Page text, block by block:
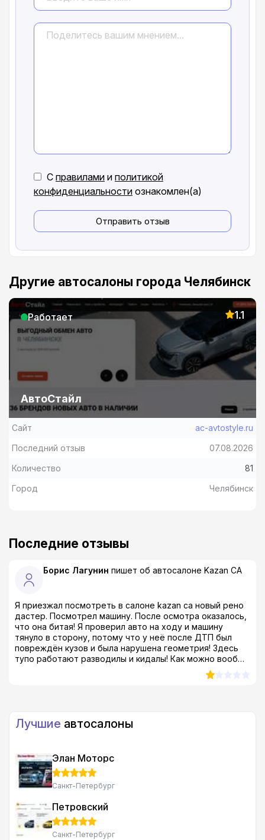
С правилами и политикой
конфиденциальности ознакомлен(а)
Отправить отзыв
Другие автосалоны города Челябинск
Работает 1.1
АвтоСтайл
Сайт
ac-avtostyle.ru
Последний отзыв
07.08.2026
Количество
81
Город
Челябинск
Последние отзывы
Борис Лагунин пишет об автосалоне Kazan CA
Я приезжал посмотреть в салоне kazan ca новый рено
дастер. Посмотрел машину. После осмотра оказалось,
что она битая! Я проверил авто на ходу и машину
тянуло в сторону, потому что у неё после ДТП был
повреждён кузов и была нарушена геометрия! Здесь
тупо работают разводилы и кидалы! Как можно вообще
продавать такой тотал?! Я был просто в шоке! даже в
Лучшие автосалоны
Элан Моторс
Санкт-Петербург
Петровский
Санкт-Петербург